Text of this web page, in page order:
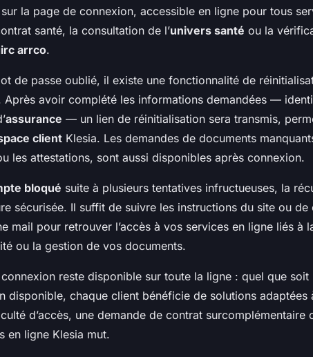
la page de connexion, accessible en ligne pour tous
santé, la consultation de l’univers santé ou la
arrco.
de passe oublié, il existe une fonctionnalité de
Après avoir complété les informations demandées —
assurance — un lien de réinitialisation sera transmis,
client Klesia. Les demandes de documents
les attestations, sont aussi disponibles après connexion.
bloqué suite à plusieurs tentatives infructueuses, la
sécurisée. Il suffit de suivre les instructions du site ou
mail pour retrouver l’accès à vos services en ligne liés à
ou la gestion de vos documents.
connexion reste disponible sur toute la ligne : quel que soit
disponible, chaque client bénéficie de solutions adaptées
d’accès, une demande de contrat surcomplémentaire
en ligne Klesia mut.